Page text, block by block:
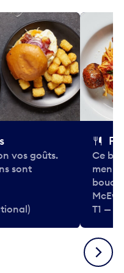
vos goûts.
sont
Ce
menu
T1 —
Suivant